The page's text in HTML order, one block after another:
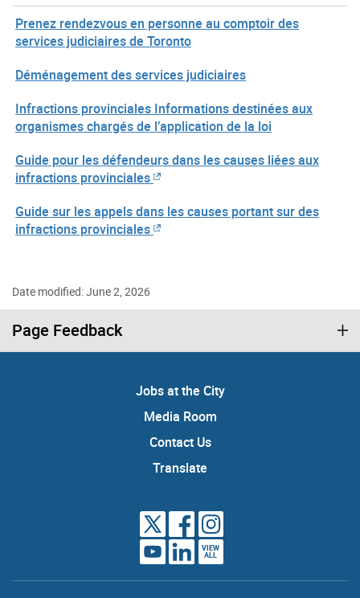
Prenez rendezvous en personne au comptoir des
services judiciaires de Toronto
Déménagement des services judiciaires
Infractions provinciales Informations destinées aux
organismes chargés de l’application de la loi
Guide pour les défendeurs dans les causes liées aux
infractions provinciales
Guide sur les appels dans les causes portant sur des
infractions provinciales
Date modified: June 2, 2026
Page Feedback
Jobs at the City
Media Room
Contact Us
Translate
VIEW
ALL